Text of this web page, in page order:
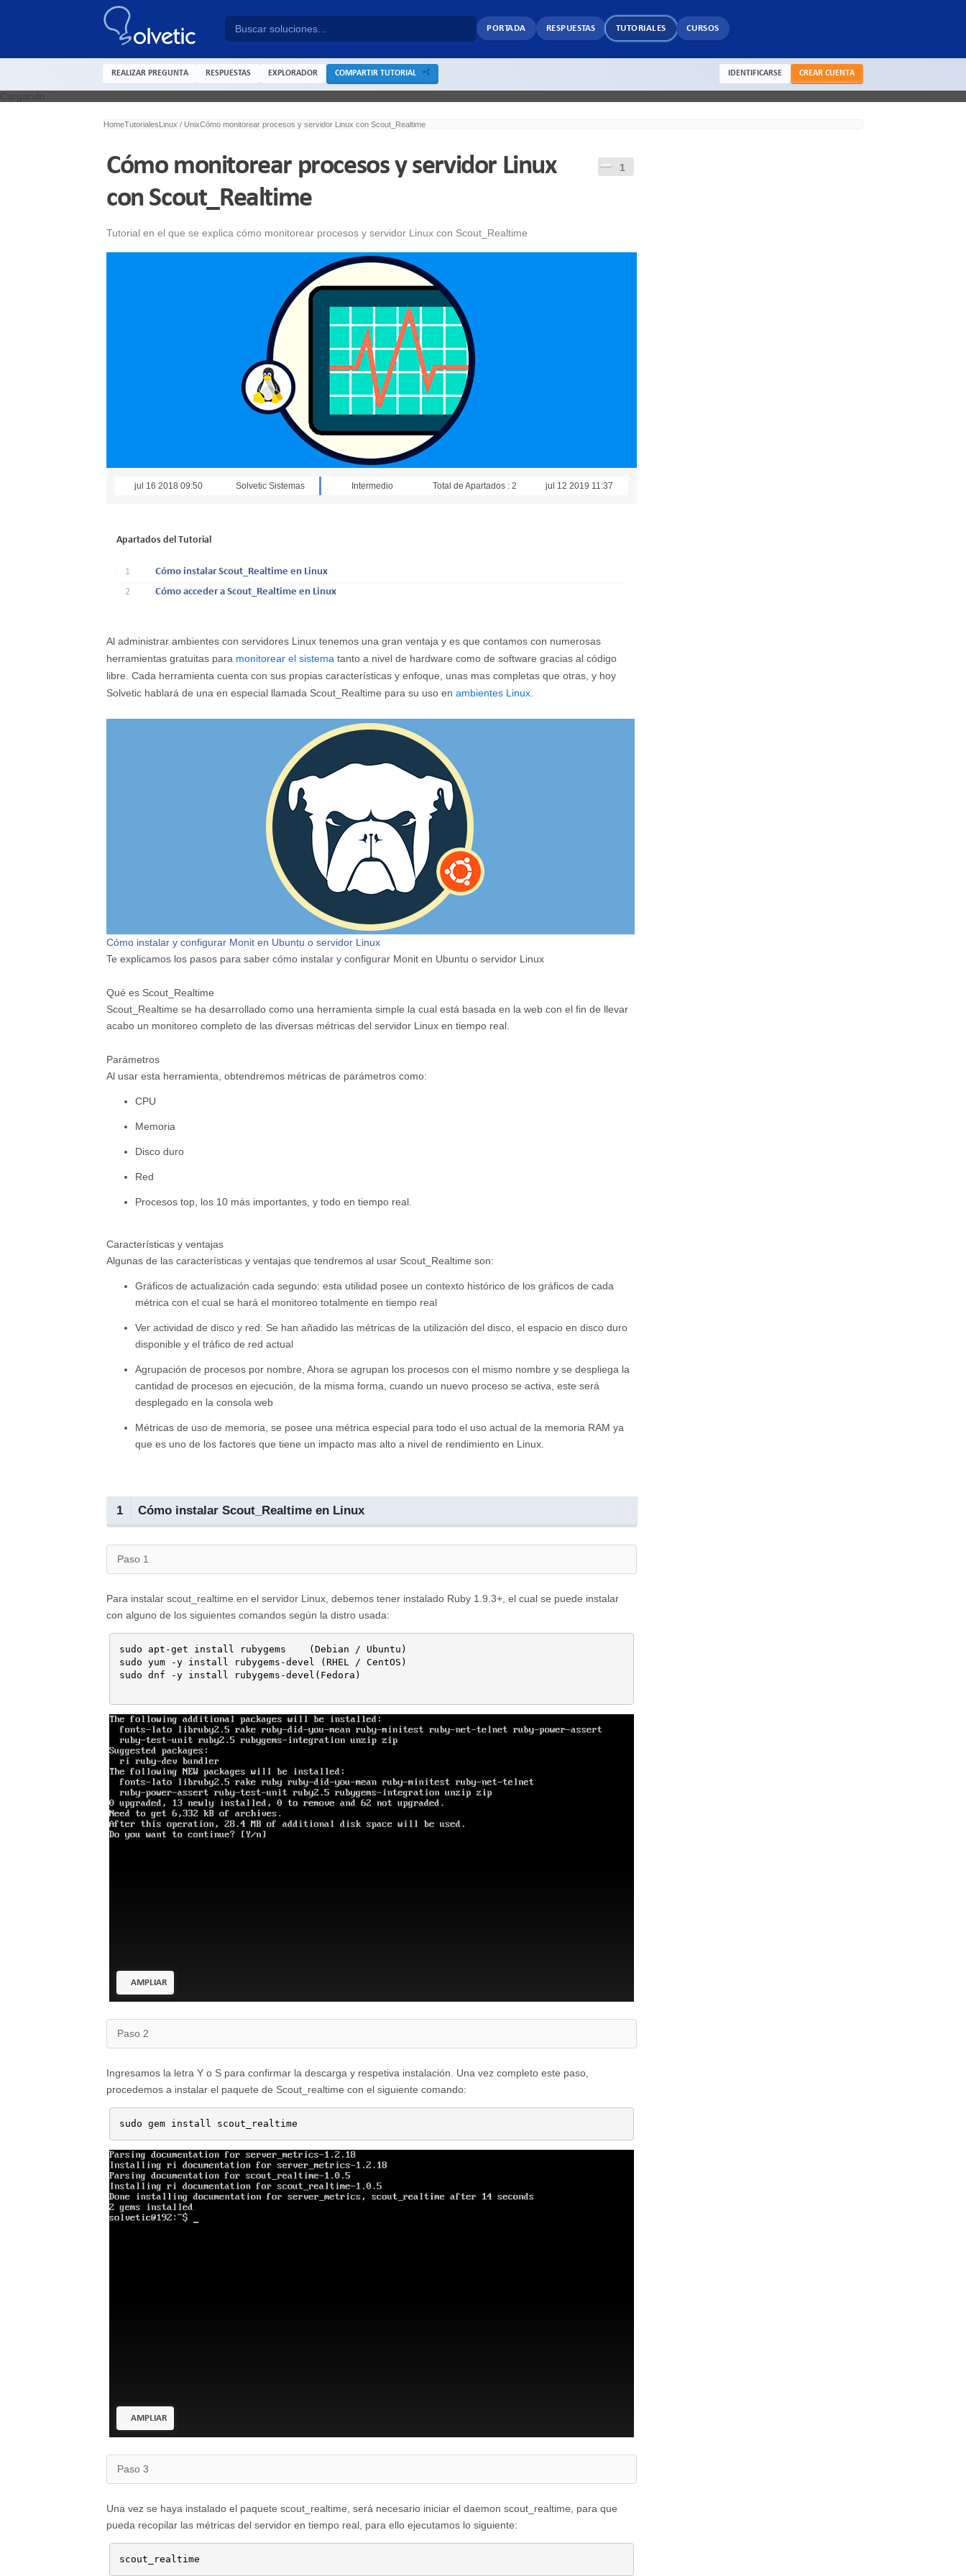
PORTADA RESPUESTAS TUTORIALES CURSOS
REALIZAR PREGUNTA RESPUESTAS EXPLORADOR COMPARTIR TUTORIAL IDENTIFICARSE CREAR CUENTA
HomeTutorialesLinux / UnixCómo monitorear procesos y servidor Linux con Scout_Realtime
1
Cómo monitorear procesos y servidor Linux
con Scout_Realtime
Tutorial en el que se explica cómo monitorear procesos y servidor Linux con Scout_Realtime
jul 16 2018 09:50 Solvetic Sistemas Intermedio Total de Apartados : 2 jul 12 2019 11:37
Apartados del Tutorial
1
Cómo instalar Scout_Realtime en Linux
2
Cómo acceder a Scout_Realtime en Linux
Al administrar ambientes con servidores Linux tenemos una gran ventaja y es que contamos con numerosas
herramientas gratuitas para monitorear el sistema tanto a nivel de hardware como de software gracias al código
libre. Cada herramienta cuenta con sus propias características y enfoque, unas mas completas que otras, y hoy
Solvetic hablará de una en especial llamada Scout_Realtime para su uso en ambientes Linux.
Cómo instalar y configurar Monit en Ubuntu o servidor Linux
Te explicamos los pasos para saber cómo instalar y configurar Monit en Ubuntu o servidor Linux
Qué es Scout_Realtime
Scout_Realtime se ha desarrollado como una herramienta simple la cual está basada en la web con el fin de llevar
acabo un monitoreo completo de las diversas métricas del servidor Linux en tiempo real.
Parámetros
Al usar esta herramienta, obtendremos métricas de parámetros como:
CPU
Memoria
Disco duro
Red
Procesos top, los 10 más importantes, y todo en tiempo real.
Características y ventajas
Algunas de las características y ventajas que tendremos al usar Scout_Realtime son:
Gráficos de actualización cada segundo: esta utilidad posee un contexto histórico de los gráficos de cada
métrica con el cual se hará el monitoreo totalmente en tiempo real
Ver actividad de disco y red: Se han añadido las métricas de la utilización del disco, el espacio en disco duro
disponible y el tráfico de red actual
Agrupación de procesos por nombre, Ahora se agrupan los procesos con el mismo nombre y se despliega la
cantidad de procesos en ejecución, de la misma forma, cuando un nuevo proceso se activa, este será
desplegado en la consola web
Métricas de uso de memoria, se posee una métrica especial para todo el uso actual de la memoria RAM ya
que es uno de los factores que tiene un impacto mas alto a nivel de rendimiento en Linux.
1 Cómo instalar Scout_Realtime en Linux
Paso 1
Para instalar scout_realtime en el servidor Linux, debemos tener instalado Ruby 1.9.3+, el cual se puede instalar
con alguno de los siguientes comandos según la distro usada:
sudo apt-get install rubygems	 (Debian / Ubuntu)
sudo yum -y install rubygems-devel (RHEL / CentOS)
sudo dnf -y install rubygems-devel(Fedora)
AMPLIAR
Paso 2
Ingresamos la letra Y o S para confirmar la descarga y respetiva instalación. Una vez completo este paso,
procedemos a instalar el paquete de Scout_realtime con el siguiente comando:
sudo gem install scout_realtime
AMPLIAR
Paso 3
Una vez se haya instalado el paquete scout_realtime, será necesario iniciar el daemon scout_realtime, para que
pueda recopilar las métricas del servidor en tiempo real, para ello ejecutamos lo siguiente:
scout_realtime